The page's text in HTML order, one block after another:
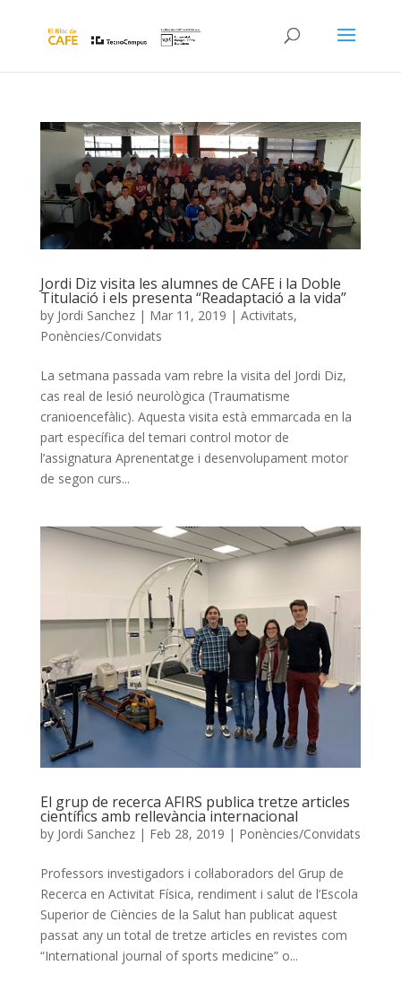
Jordi Diz visita les alumnes de CAFE i la Doble
Titulació i els presenta “Readaptació a la vida”
by Jordi Sanchez| Mar 11, 2019 | Activitats,
Ponències/Convidats
La setmana passada vam rebre la visita del Jordi Diz,
cas real de lesió neurològica (Traumatisme
cranioencefàlic). Aquesta visita està emmarcada en la
part específica del temari control motor de
l’assignatura Aprenentatge i desenvolupament motor
de segon curs...
El grup de recerca AFIRS publica tretze articles
científics amb rellevància internacional
by Jordi Sanchez| Feb 28, 2019 | Ponències/Convidats
Professors investigadors i col·laboradors del Grup de
Recerca en Activitat Física, rendiment i salut de l’Escola
Superior de Ciències de la Salut han publicat aquest
passat any un total de tretze articles en revistes com
“International journal of sports medicine” o...